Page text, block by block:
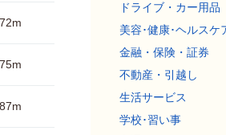
ドライブ・カー用品
美容･健康･ヘルスケ
金融・保険・証券
不動産・引越し
生活サービス
学校･習い事